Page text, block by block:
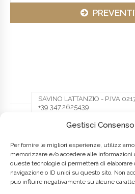
Gestisci
Per fornire le migliori esperienze,
memorizzare e/o accedere alle informazioni
queste tecnologie ci permetterà di elaborare
navigazione o ID unici su questo sito. Non
può influire negativamente su alcune
SAVINO LATTANZIO - P.IVA
+39 347.2625439
Facebook Twitter
LinkedIn
Posted on 8 Maggio 2016